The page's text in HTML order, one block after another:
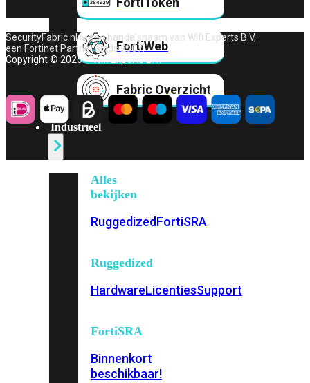
FortiWeb
Fabric Overzicht
Industrieel
Alles
bekijken
RuggedizedFortiSRA
Ruggedized
HardwareLicentiesSupport
FortiSRA
Binnenkort
beschikbaar!
SecurityFabric.nl is een handelsnaam van Wifi Experts B.V,
een Fortinet Partner sinds 2007.
Copyright © 2026 – Wifi Experts B.V.